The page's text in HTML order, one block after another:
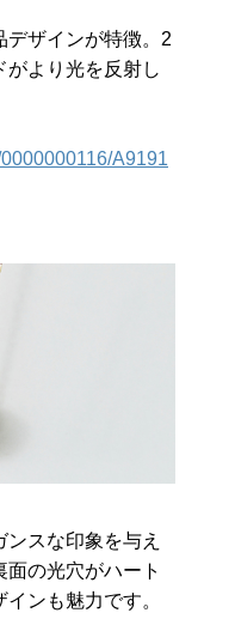
デザインが特徴。2
がより光を反射し
A9191
スな印象を与え
の光穴がハート
ンも魅力です。